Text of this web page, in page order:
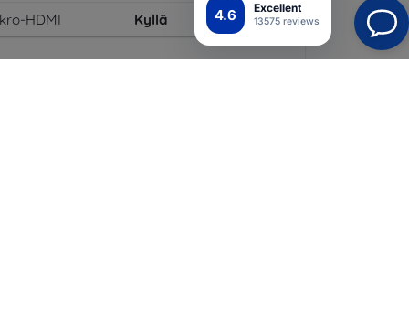
4.6 Excellent
13575 reviews
HDMI
Kyllä